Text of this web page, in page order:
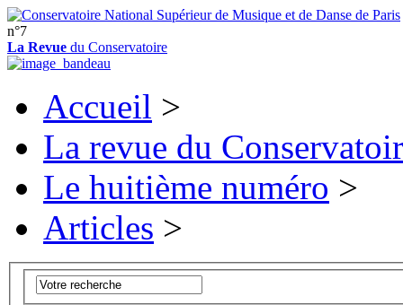
n°7
La Revue du Conservatoire
Accueil >
La revue du
Le huitième numéro >
Articles >